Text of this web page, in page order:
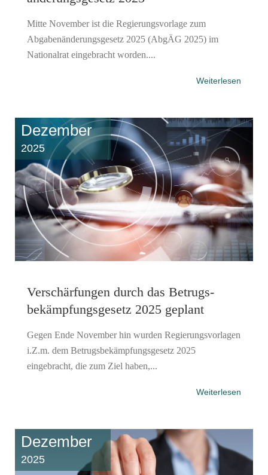
Mitte November ist die Regierungsvorlage zum
Abgabenänderungsgesetz 2025 (AbgÄG 2025) im
Nationalrat eingebracht worden....
Weiterlesen
Dezember
2025
Verschärfungen durch das Betrugs­
bekämpfungs­gesetz 2025 geplant
Gegen Ende November hin wurden Regierungsvorlagen
i.Z.m. dem Betrugsbekämpfungsgesetz 2025
eingebracht, die zum Ziel haben,...
Weiterlesen
Dezember
2025